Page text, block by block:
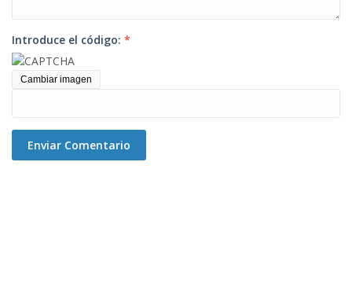
Introduce el código: *
Cambiar imagen
Enviar Comentario